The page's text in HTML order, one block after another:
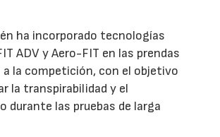
ha incorporado tecnologías
ADV y Aero-FIT en las prendas
a la competición, con el objetivo
la transpirabilidad y el
durante las pruebas de larga